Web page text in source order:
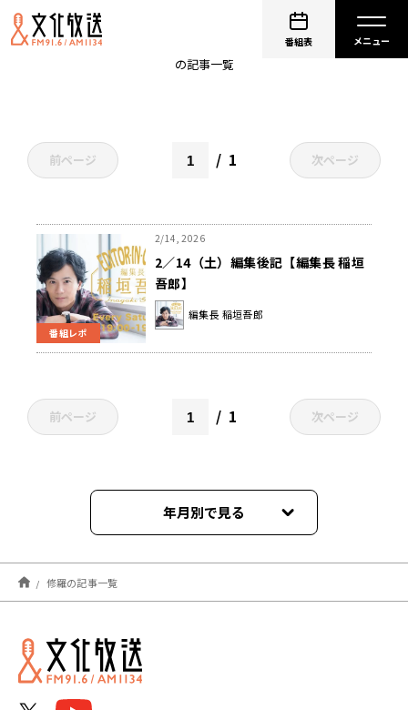
番組表
の記事一覧
前ページ 1 次ページ
番組レポ
2/14, 2026
2／14（土）編集後記【編集長 稲垣
吾郎】
編集長 稲垣吾郎
前ページ 1 次ページ
年月別で見る
2026年02月
2025年08月
修羅の記事一覧